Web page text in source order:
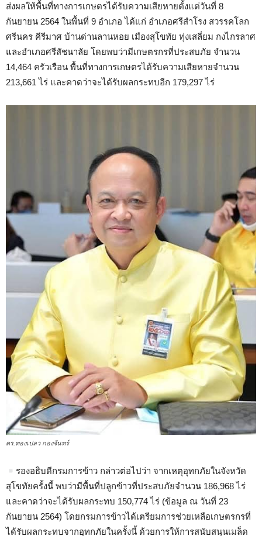
ส่งผลให้พื้นที่ทางการเกษตรได้รับความเสียหายตั้งแต่วันที่ 8
กันยายน 2564 ในพื้นที่ 9 อำเภอ ได้แก่ อำเภอศรีสำโรง สวรรคโลก
ศรีนคร คีรีมาศ บ้านด่านลานหอย เมืองสุโขทัย ทุ่งเสลี่ยม กงไกรลาศ
และอำเภอศรีสัชนาลัย โดยพบว่ามีเกษตรกรที่ประสบภัย จำนวน
14,464 ครัวเรือน พื้นที่ทางการเกษตรได้รับความเสียหายจำนวน
213,661 ไร่ และคาดว่าจะได้รับผลกระทบอีก 179,297 ไร่
ดร.ทองเปลว กองจันทร์
รองอธิบดีกรมการข้าว กล่าวต่อไปว่า จากเหตุอุทกภัยในจังหวัด
สุโขทัยครั้งนี้ พบว่ามีพื้นที่ปลูกข้าวที่ประสบภัยจำนวน 186,968 ไร่
และคาดว่าจะได้รับผลกระทบ 150,774 ไร่ (ข้อมูล ณ วันที่ 23
กันยายน 2564) โดยกรมการข้าวได้เตรียมการช่วยเหลือเกษตรกรที่
ได้รับผลกระทบจากอุทกภัยในครั้งนี้ ด้วยการให้การสนับสนุนเมล็ด